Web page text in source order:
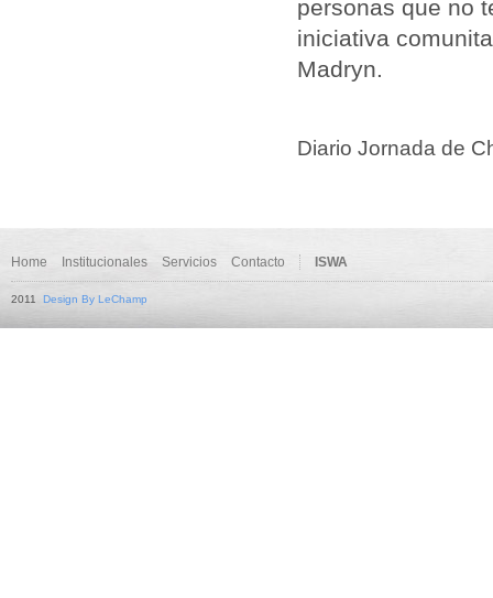
personas que no
iniciativa
Madryn.
Diario Jornada de
Home Institucionales Servicios Contacto ISWA
2011 Design By LeChamp